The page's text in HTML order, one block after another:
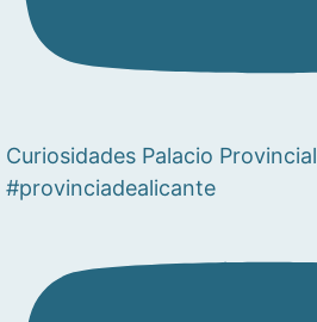
Curiosidades Palacio Provincial
#provinciadealicante